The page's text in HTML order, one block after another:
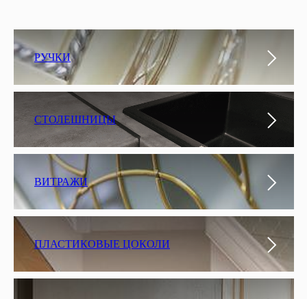
РУЧКИ
СТОЛЕШНИЦЫ
ВИТРАЖИ
ПЛАСТИКОВЫЕ ЦОКОЛИ